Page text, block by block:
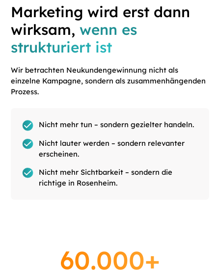
Marketing wird erst dann
wirksam,wenn es
strukturiert ist
Wir betrachten Neukundengewinnung nicht als
einzelne Kampagne, sondern als zusammenhängenden
Prozess.
Nicht mehr tun – sondern gezielter handeln.
Nicht lauter werden – sondern relevanter
erscheinen.
Nicht mehr Sichtbarkeit – sondern die
richtige in Rosenheim.
60.000+